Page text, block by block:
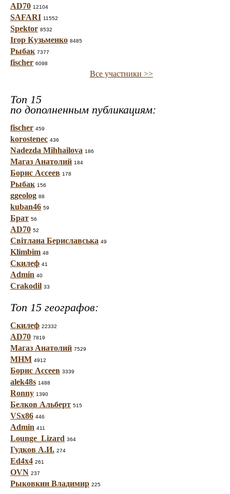
AD70 12104
SAFARI 11552
Spektor 8532
Ігор Кузьменко 8485
Рыбак 7377
fischer 6098
Все участники >>
Топ 15
по дополненным публикациям:
fischer 459
korostenec 436
Nadezda Mihhailova 186
Магаз Анатолий 184
Борис Ассеев 178
Рыбак 156
ggeolog 88
kuban46 59
Брат 56
AD70 52
Світлана Бериславська 49
Klimbim 48
Скилеф 41
Admin 40
Crakodil 33
Топ 15 географов:
Скилеф 22332
AD70 7819
Магаз Анатолий 7529
МНМ 4912
Борис Ассеев 3339
alek48s 1488
Ronny 1390
Белков Альберт 515
VSx86 446
Admin 411
Lounge_Lizard 364
Гудков А.И. 274
Ed4x4 261
OVN 237
Рыковкин Владимир 225